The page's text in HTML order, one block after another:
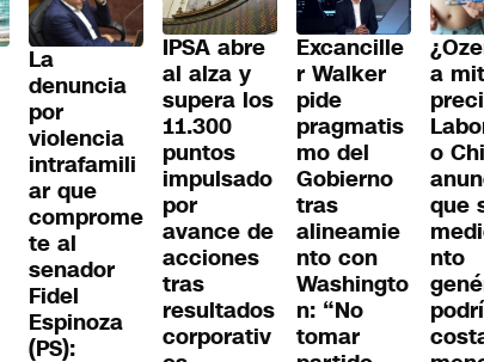
La
denuncia
por
violencia
intrafamili
ar que
comprome
te al
senador
Fidel
Espinoza
(PS):
IPSA abre
al alza y
supera los
11.300
puntos
impulsado
por
avance de
acciones
tras
resultados
corporativ
Excancille
r Walker
pide
pragmatis
mo del
Gobierno
tras
alineamie
nto con
Washingto
n: “No
tomar
a
o
que
nto